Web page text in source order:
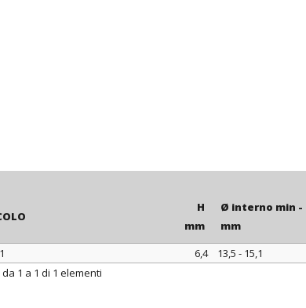
H
mm
Ø interno min -
mm
6,4 13,5 - 15,1
1 a 1 di 1 elementi